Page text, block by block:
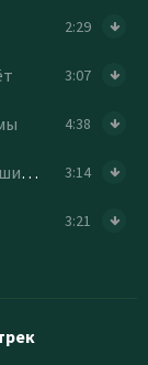
2:29
3:07
4:38
3:14
3:21